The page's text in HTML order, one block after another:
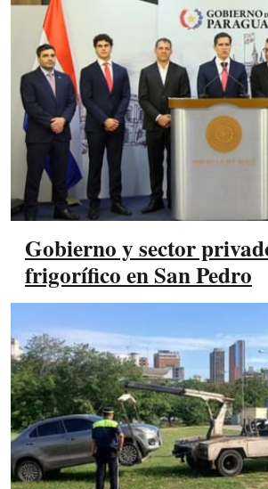
Gobierno y sector
frigorífico en San Pedro